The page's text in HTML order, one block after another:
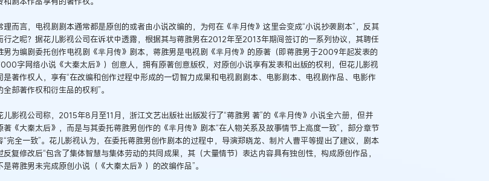
理而言，电视剧剧本通常都是原创的或者由小说改编的，为何在《芈月传》这里会变成“小说抄袭剧本”，反其
行之呢？据花儿影视公司在诉状中透露，根据其与蒋胜男在2012年至2013年期间签订的一系列协议，其聘任
男为编剧委托创作电视剧《芈月传》剧本，蒋胜男是电视剧《芈月传》的原著（即蒋胜男于2009年起发表的
字网络小说《大秦太后》）创意人，拥有原著创意版权，对原创小说享有发表和出版的权利，但花儿影视
是著作权人，享有“在改编和创作过程中形成的一切智力成果和电视剧剧本、电影剧本、电视剧作品、电影作
全部著作权和衍生品的权利”。
儿影视公司称，2015年8月至11月，浙江文艺出版社出版发行了“蒋胜男 著”的《芈月传》小说全六册，但并
著《大秦太后》，而是与其委托蒋胜男创作的《芈月传》剧本“在人物关系及故事情节上高度一致”，部分章节
“完全一致”。花儿影视认为，在委托蒋胜男创作剧本的过程中，导演郑晓龙、制片人曹平等提出了建议，剧本
反复修改后“包含了集体智慧与集体劳动的共同成果，其（大量情节）表达内容具有独创性，构成原创作品，
是蒋胜男未完成原创小说（《大秦太后》）的改编作品”。